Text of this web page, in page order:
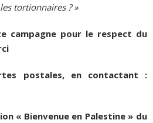
tortionnaires ? »
campagne pour le respect du
postales, en contactant :
« Bienvenue en Palestine » du